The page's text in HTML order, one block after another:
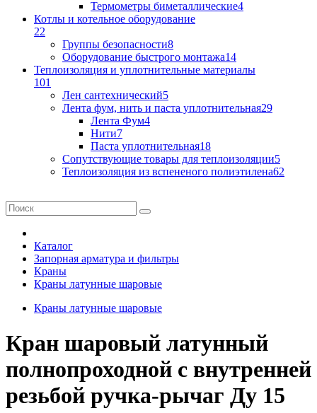
Термометры биметаллические4
Котлы и котельное оборудование
22
Группы безопасности8
Оборудование быстрого монтажа14
Теплоизоляция и уплотнительные материалы
101
Лен сантехнический5
Лента фум, нить и паста уплотнительная29
Лента Фум4
Нити7
Паста уплотнительная18
Сопутствующие товары для теплоизоляции5
Теплоизоляция из вспененого полиэтилена62
Каталог
Запорная арматура и фильтры
Краны
Краны латунные шаровые
Краны латунные шаровые
Кран шаровый латунный
полнопроходной с внутренней
резьбой ручка-рычаг Ду 15